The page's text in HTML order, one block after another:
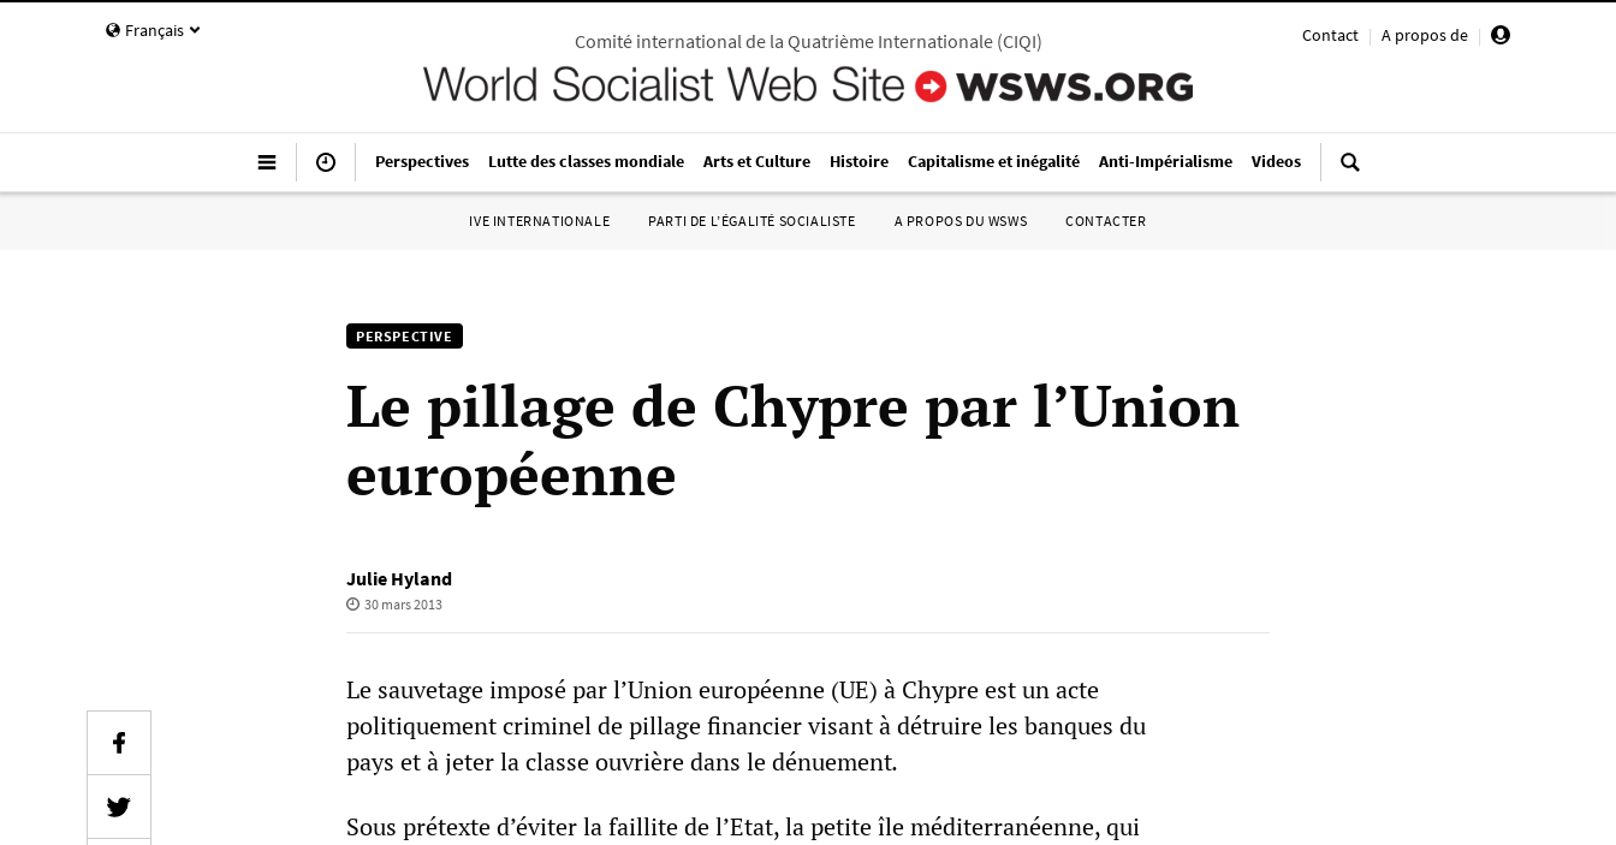
Français Contact | A propos de |
Comité international de la Quatrième Internationale(CIQI)
Perspectives Lutte des classes mondiale Arts et Culture Histoire Capitalisme et inégalité Anti-Impérialisme Videos
IVE INTERNATIONALE PARTI DE L’ÉGALITÉ SOCIALISTE A PROPOS DU WSWS CONTACTER
PERSPECTIVE
Le pillage de Chypre par l’Union
européenne
Julie Hyland
30 mars 2013
Le sauvetage imposé par l’Union européenne (UE) à Chypre est un acte
politiquement criminel de pillage financier visant à détruire les banques du
pays et à jeter la classe ouvrière dans le dénuement.
Sous prétexte d’éviter la faillite de l’Etat, la petite île méditerranéenne, qui